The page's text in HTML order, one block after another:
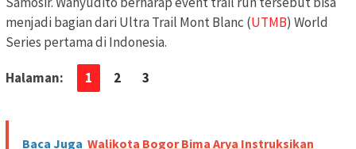
menjadi bagian dari Ultra Trail Mont Blanc (UTMB) World
Series pertama di Indonesia.
Halaman: 1 2 3
Baca Juga Walikota Bogor Bima Arya Instruksikan